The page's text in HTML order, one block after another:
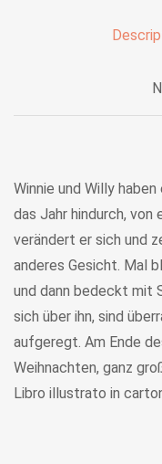
Winnie und Willy haben
das Jahr hindurch, von
verändert er sich und
anderes Gesicht. Mal
und dann bedeckt mit
sich über ihn, sind
aufgeregt. Am Ende
Weihnachten, ganz
Libro illustrato in